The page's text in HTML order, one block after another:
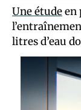
Une étudeen
litres d’eau